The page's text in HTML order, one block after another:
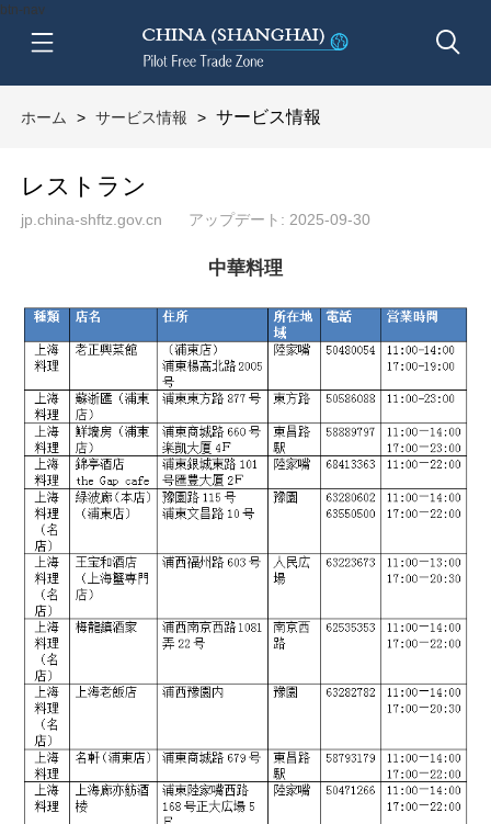
btn-nav
ホーム > サービス情報 > サービス情報
レストラン
jp.china-shftz.gov.cn アップデート: 2025-09-30
中華料理